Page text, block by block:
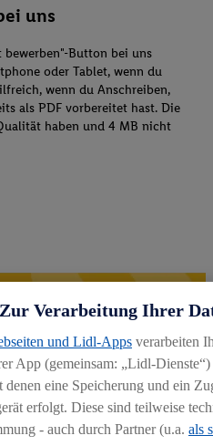
uns
Button bei uns
oder Tablet, wenn du
wenn du Anschreiben,
als PDF vorbereitet hast. Die
haben und 4 MB nicht
Verarbeitung Ihrer
und Lidl-Apps verarbeiten
App (gemeinsam: „Lidl-
denen eine Speicherung und ein
erfolgt. Diese sind teilweise
- auch durch Partner (u.a. als